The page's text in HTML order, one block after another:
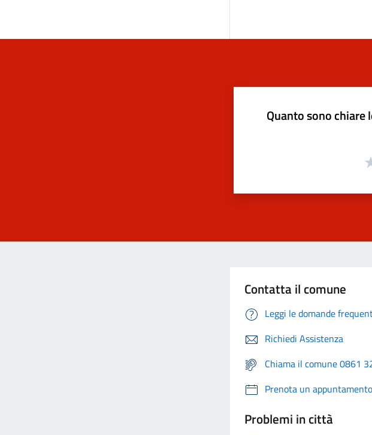
Quanto sono chiare
Contatta il comune
Leggi le domande
Richiedi Assistenza
Chiama il comune 0861
Prenota un appuntamento
Problemi in città